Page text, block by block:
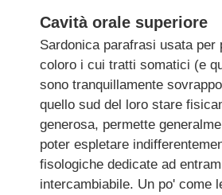
Cavità orale superiore
Sardonica parafrasi usata
coloro i cui tratti somatici (e
sono tranquillamente
quello sud del loro stare
generosa, permette
poter espletare
fisologiche dedicate ad
intercambiabile. Un po' come